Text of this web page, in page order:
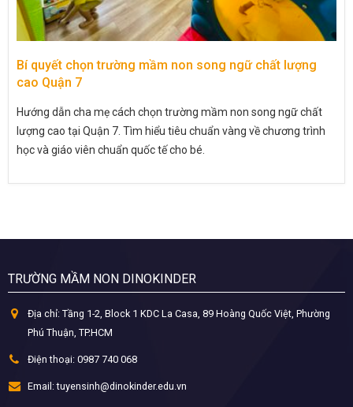
Bí quyết chọn trường mầm non song ngữ chất lượng
cao Quận 7
Hướng dẫn cha mẹ cách chọn trường mầm non song ngữ chất
lượng cao tại Quận 7. Tìm hiểu tiêu chuẩn vàng về chương trình
học và giáo viên chuẩn quốc tế cho bé.
TRƯỜNG MẦM NON DINOKINDER
Địa chỉ: Tầng 1-2, Block 1 KDC La Casa, 89 Hoàng Quốc Việt, Phường
Phú Thuận, TP.HCM
Điện thoại: 0987 740 068
Email: tuyensinh@dinokinder.edu.vn